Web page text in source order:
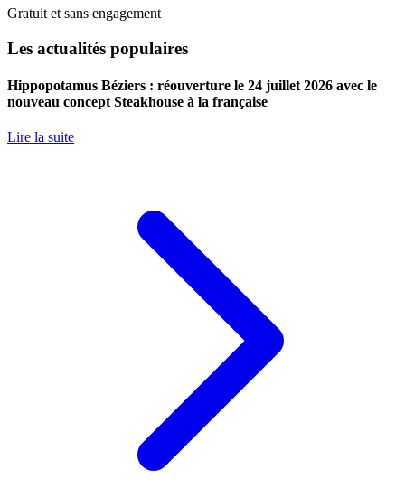
Gratuit et sans engagement
Les actualités populaires
Hippopotamus Béziers : réouverture le 24 juillet 2026 avec le
nouveau concept Steakhouse à la française
Lire la suite